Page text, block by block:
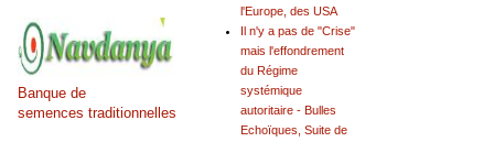
l'Europe, des USA
Il n'y a pas de "Crise"
mais l'effondrement
du Régime
systémique
autoritaire - Bulles
Echoïques, Suite de
Banque de
semences traditionnelles